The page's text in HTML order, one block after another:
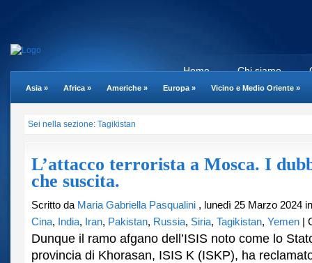
Chi siamo
Home
Asia » Africa » Americhe » Europa » Vicino e Medio Oriente »
Sei nella sezione: Tagikistan
L’attacco terrorista a Mosca. I
che suscita.
Scritto da Maria Gabriella Pasqualini , lunedì 25 Marzo 2024
Cina, India, Iran, Pakistan, Russia, Siria, Tagikistan, Yemen
Dunque il ramo afgano dell’ISIS noto come lo
provincia di Khorasan, ISIS K (ISKP), ha